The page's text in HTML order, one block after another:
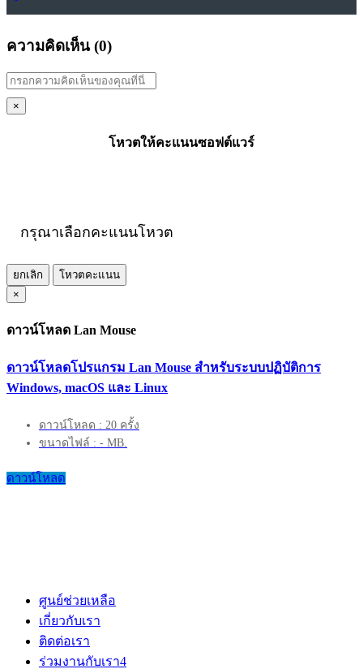
ความคิดเห็น (0)
×
โหวตให้คะแนนซอฟต์แวร์
กรุณาเลือกคะแนนโหวต
ยกเลิก
โหวตคะแนน
×
ดาวน์โหลด Lan Mouse
ดาวน์โหลดโปรแกรม Lan Mouse สำหรับระบบปฏิบัติการ
Windows, macOS และ Linux
ดาวน์โหลด : 20 ครั้ง
ขนาดไฟล์ : - MB.
ดาวน์โหลด
ศูนย์ช่วยเหลือ
เกี่ยวกับเรา
ติดต่อเรา
ร่วมงานกับเรา4